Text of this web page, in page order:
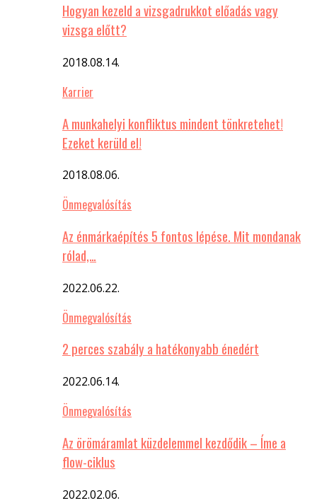
Hogyan kezeld a vizsgadrukkot előadás vagy
vizsga előtt?
2018.08.14.
Karrier
A munkahelyi konfliktus mindent tönkretehet!
Ezeket kerüld el!
2018.08.06.
Önmegvalósítás
Az énmárkaépítés 5 fontos lépése. Mit mondanak
rólad,…
2022.06.22.
Önmegvalósítás
2 perces szabály a hatékonyabb énedért
2022.06.14.
Önmegvalósítás
Az örömáramlat küzdelemmel kezdődik – Íme a
flow-ciklus
2022.02.06.